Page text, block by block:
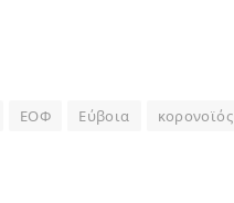
ΕΟΦ Εύβοια κορονοϊός